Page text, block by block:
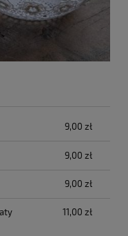
płatności
9,00 zł
9,00 zł
9,00 zł
11,00 zł